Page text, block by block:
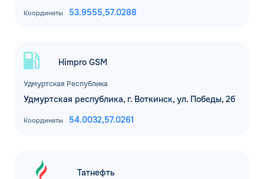
Координаты 53.9555,57.0288
Удмуртская Республика
Himpro GSM
Удмуртская республика, г. Воткинск, ул. Победы, 2б
Координаты 54.0032,57.0261
Татнефть